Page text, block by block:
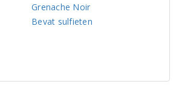
Grenache Noir
Bevat sulfieten